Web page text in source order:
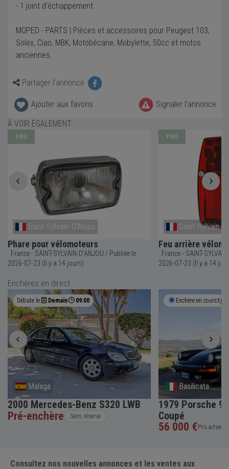
- 1 joint d'échappement
MOPED - PARTS | Pièces et accessoires pour Peugeot 103,
Solex, Ciao, MBK, Motobécane, Mobylette, 50cc et motos
anciennes.
Partager l'annonce
Ajouter aux favoris
Signaler l'annonce
À VOIR ÉGALEMENT
PRO
Saint-Sylvain-D'Anjou
Phare pour vélomoteurs
France - SAINT-SYLVAIN-D'ANJOU / Publiée le
2026-07-23 (Il y a 14 jours)
PRO
Saint-Sylvain-
Feu arrière
France - SAINT-SYLVAIN-
2026-07-23 (Il y a 14
Enchères en direct
Débute le Demain 09:00
Malaga
2000 Mercedes-Benz S320 LWB
Pré-enchère Sans réserve
Enchère en cours1j
Basilicata
1979 Porsche
Coupé
56 000 €Prix actuel •
Consultez nos nouvelles annonces et les ventes aux